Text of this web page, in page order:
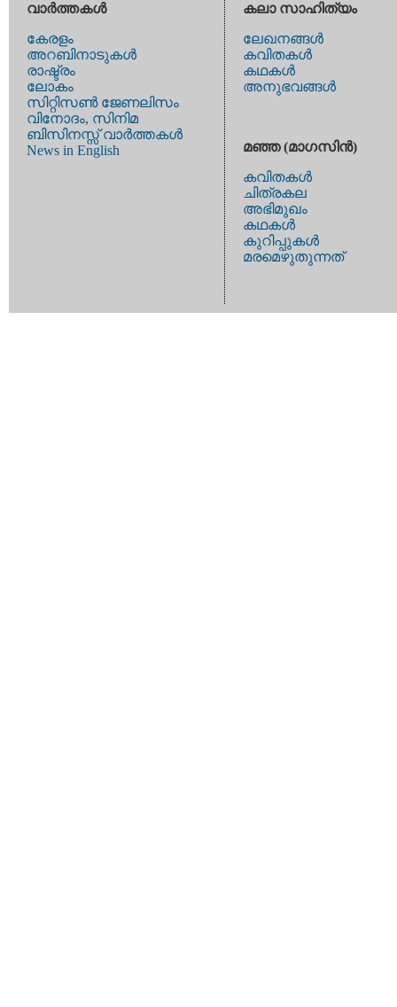
വാര്‍ത്തകള്‍
കേരളം
അറബിനാടുകള്‍
രാഷ്ട്രം
ലോകം
സിറ്റിസണ്‍ ജേണലിസം
വിനോദം, സിനിമ
ബിസിനസ്സ് വാര്‍ത്തകള്‍
News in English
കലാ സാഹിത്യം
ലേഖനങ്ങള്‍
കവിതകള്‍
കഥകള്‍
അനുഭവങ്ങള്‍
മഞ്ഞ (മാഗസിന്‍)
കവിതകള്‍
ചിത്രകല
അഭിമുഖം
കഥകള്‍
കുറിപ്പുകള്‍
മരമെഴുതുന്നത്